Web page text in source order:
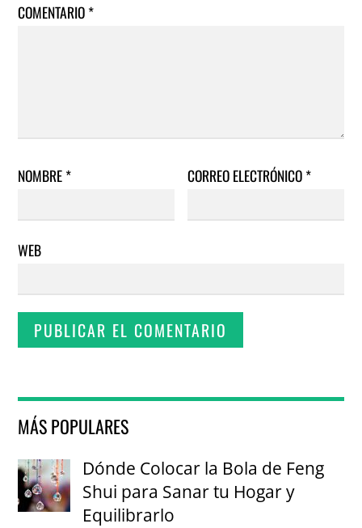
COMENTARIO*
NOMBRE* CORREO ELECTRÓNICO*
WEB
MÁS POPULARES
Dónde Colocar la Bola de Feng
Shui para Sanar tu Hogar y
Equilibrarlo